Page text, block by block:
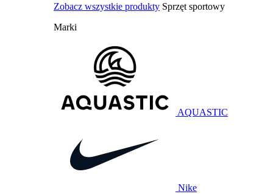
Zobacz wszystkie produkty Sprzęt sportowy
Marki
AQUASTIC
Nike